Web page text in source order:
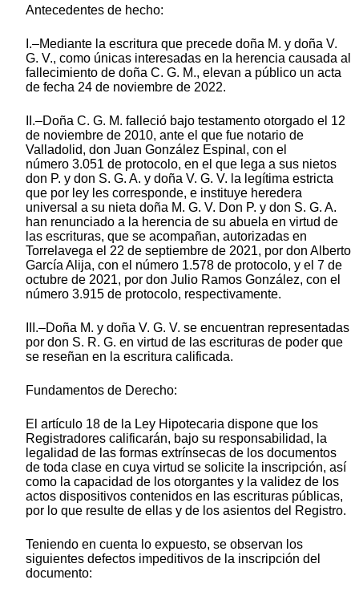
Antecedentes de hecho:
I.–Mediante la escritura que precede doña M. y doña V.
G. V., como únicas interesadas en la herencia causada al
fallecimiento de doña C. G. M., elevan a público un acta
de fecha 24 de noviembre de 2022.
II.–Doña C. G. M. falleció bajo testamento otorgado el 12
de noviembre de 2010, ante el que fue notario de
Valladolid, don Juan González Espinal, con el
número 3.051 de protocolo, en el que lega a sus nietos
don P. y don S. G. A. y doña V. G. V. la legítima estricta
que por ley les corresponde, e instituye heredera
universal a su nieta doña M. G. V. Don P. y don S. G. A.
han renunciado a la herencia de su abuela en virtud de
las escrituras, que se acompañan, autorizadas en
Torrelavega el 22 de septiembre de 2021, por don Alberto
García Alija, con el número 1.578 de protocolo, y el 7 de
octubre de 2021, por don Julio Ramos González, con el
número 3.915 de protocolo, respectivamente.
III.–Doña M. y doña V. G. V. se encuentran representadas
por don S. R. G. en virtud de las escrituras de poder que
se reseñan en la escritura calificada.
Fundamentos de Derecho:
El artículo 18 de la Ley Hipotecaria dispone que los
Registradores calificarán, bajo su responsabilidad, la
legalidad de las formas extrínsecas de los documentos
de toda clase en cuya virtud se solicite la inscripción, así
como la capacidad de los otorgantes y la validez de los
actos dispositivos contenidos en las escrituras públicas,
por lo que resulte de ellas y de los asientos del Registro.
Teniendo en cuenta lo expuesto, se observan los
siguientes defectos impeditivos de la inscripción del
documento: